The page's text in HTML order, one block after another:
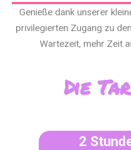
Genieße dank unserer
privilegierten Zugang zu
Wartezeit, mehr Zeit
Die
2